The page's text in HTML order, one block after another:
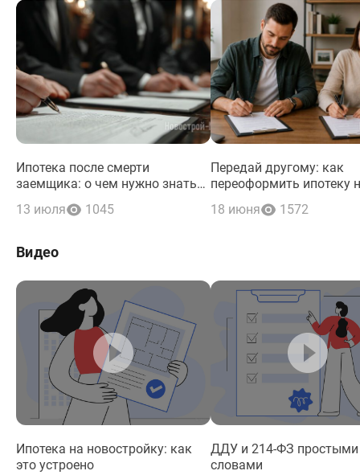
Ипотека после смерти
заемщика: о чем нужно знать
наследникам и поручителям по
кредиту
13 июля 1045
Передай другому: как
переоформить ипотеку
нового заемщика
18 июня 1572
Видео
Ипотека на новостройку: как
это устроено
ДДУ и 214-ФЗ простыми
словами